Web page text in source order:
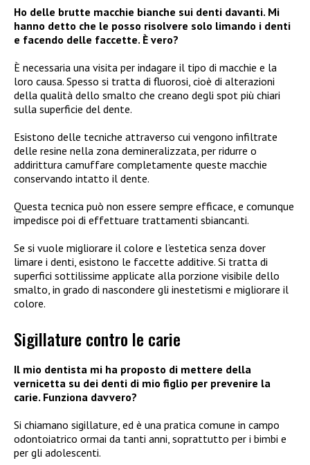
Ho delle brutte macchie bianche sui denti davanti. Mi
hanno detto che le posso risolvere solo limando i denti
e facendo delle faccette. È vero?
È necessaria una visita per indagare il tipo di macchie e la
loro causa. Spesso si tratta di fluorosi, cioè di alterazioni
della qualità dello smalto che creano degli spot più chiari
sulla superficie del dente.
Esistono delle tecniche attraverso cui vengono infiltrate
delle resine nella zona demineralizzata, per ridurre o
addirittura camuffare completamente queste macchie
conservando intatto il dente.
Questa tecnica può non essere sempre efficace, e comunque
impedisce poi di effettuare trattamenti sbiancanti.
Se si vuole migliorare il colore e l’estetica senza dover
limare i denti, esistono le faccette additive. Si tratta di
superfici sottilissime applicate alla porzione visibile dello
smalto, in grado di nascondere gli inestetismi e migliorare il
colore.
Sigillature contro le carie
Il mio dentista mi ha proposto di mettere della
vernicetta su dei denti di mio figlio per prevenire la
carie. Funziona davvero?
Si chiamano sigillature, ed è una pratica comune in campo
odontoiatrico ormai da tanti anni, soprattutto per i bimbi e
per gli adolescenti.